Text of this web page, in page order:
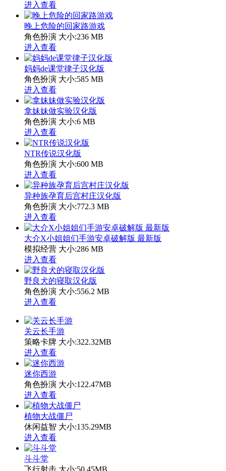
进入查看
晚上危险的回家路游戏
角色扮演 大小:236 MB
进入查看
妈妈de课堂律子汉化版
角色扮演 大小:585 MB
进入查看
拿妹妹做实验汉化版
角色扮演 大小:6 MB
进入查看
NTR传说汉化版
角色扮演 大小:600 MB
进入查看
异种族孕育后宫村庄汉化版
角色扮演 大小:772.3 MB
进入查看
大介X小姐姐们手游安卓破解版 最新版
模拟经营 大小:286 MB
进入查看
野良犬的寝取汉化版
角色扮演 大小:556.2 MB
进入查看
关云长手游
策略卡牌 大小:322.32MB
进入查看
迷你西游
角色扮演 大小:122.47MB
进入查看
植物大战僵尸
休闲益智 大小:135.29MB
进入查看
斗斗堂
飞行射击 大小:50.45MB